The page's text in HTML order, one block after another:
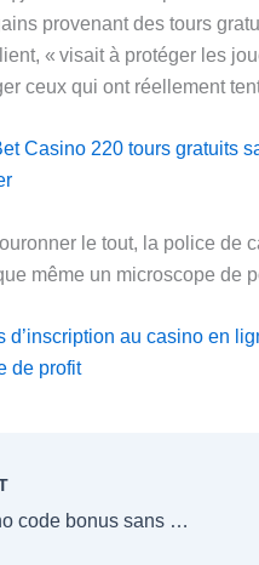
provenant des tours
« visait à protéger les
ceux qui ont réellement
Casino 220 tours gratuits
le tout, la police de
même un microscope de
d’inscription au casino en
de profit
gg poker casino code bonus sans dépôt argent réel France : la farce qui ne paie jamais